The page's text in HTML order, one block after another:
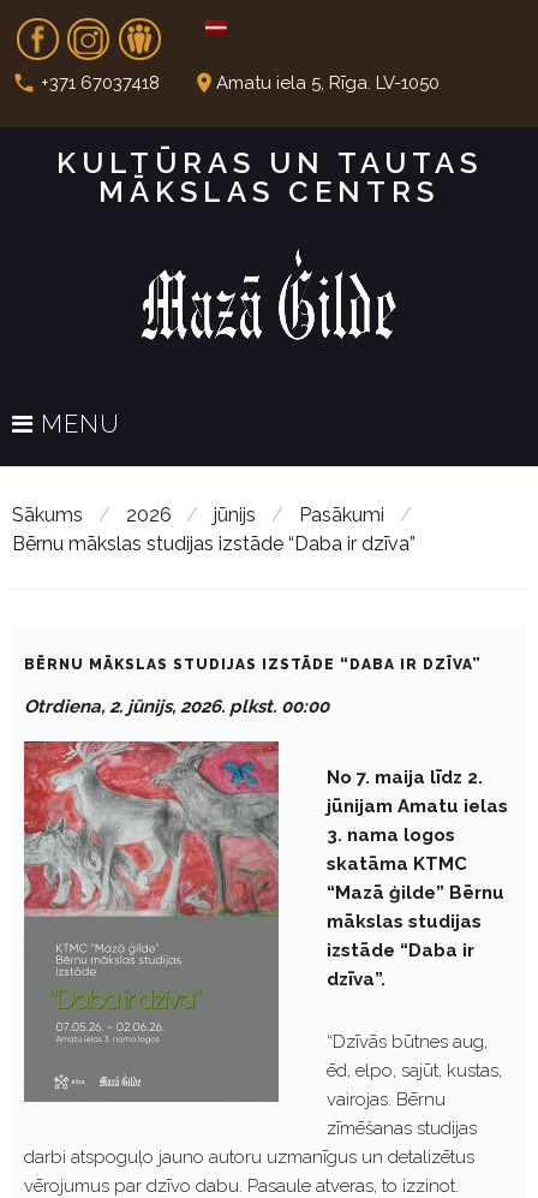
t
Fb In Dr
call +371 67037418 place Amatu iela 5, Rīga. LV-1050
KULTŪRAS UN TAUTAS
MĀKSLAS CENTRS
MENU
Sākums / 2026 / jūnijs / Pasākumi
/
Bērnu mākslas studijas izstāde “Daba ir dzīva”
BĒRNU MĀKSLAS STUDIJAS IZSTĀDE “DABA IR DZĪVA”
Otrdiena, 2. jūnijs, 2026. plkst. 00:00
No 7. maija līdz 2.
jūnijam Amatu ielas
3. nama logos
skatāma KTMC
“Mazā ģilde” Bērnu
mākslas studijas
izstāde “Daba ir
dzīva”.
“Dzīvās būtnes aug,
ēd, elpo, sajūt, kustas,
vairojas. Bērnu
zīmēšanas studijas
darbi atspoguļo jauno autoru uzmanīgus un detalizētus
vērojumus par dzīvo dabu. Pasaule atveras, to izzinot.